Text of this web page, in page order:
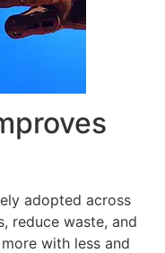
adopted across
reduce waste, and
with less and